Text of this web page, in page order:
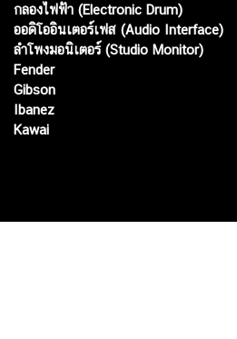
กลองไฟฟ้า (Electronic Drum)
ออดิโออินเตอร์เฟส (Audio Interface)
ลำโพงมอนิเตอร์ (Studio Monitor)
Fender
Gibson
Ibanez
Kawai